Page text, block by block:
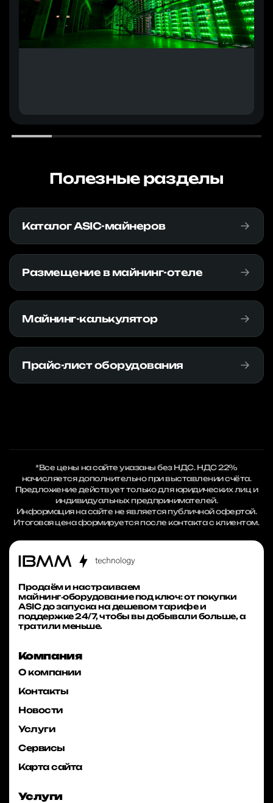
Полезные разделы
Каталог ASIC-майнеров
Размещение в майнинг-отеле
Майнинг-калькулятор
Прайс-лист оборудования
*Все цены на сайте указаны без НДС. НДС 22%
начисляется дополнительно при выставлении счёта.
Предложение действует только для юридических лиц и
индивидуальных предпринимателей.
Информация на сайте не является публичной офертой.
Итоговая цена формируется после контакта с клиентом.
Продаём и настраиваем
майнинг‑оборудование под ключ: от покупки
ASIC до запуска на дешевом тарифе и
поддержке 24/7, чтобы вы добывали больше, а
тратили меньше.
Компания
О компании
Контакты
Новости
Услуги
Сервисы
Карта сайта
Услуги